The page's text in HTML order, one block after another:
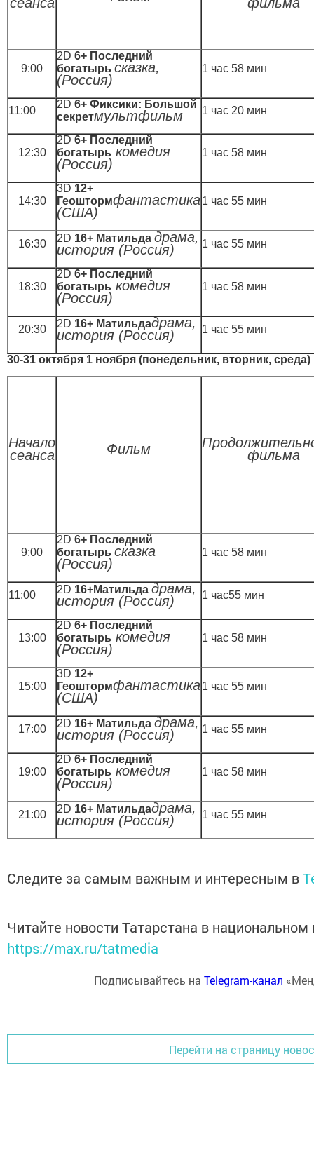
9:00
2D 6+ Последний
богатырь сказка,
(Россия)
1 час 58 мин
11:00
2D 6+ Фиксики: Большой
секретмультфильм 1 час 20 мин
12:30
2D 6+ Последний
богатырь комедия
(Россия)
1 час 58 мин
14:30
3D 12+
Геоштормфантастика
(США)
1 час 55 мин
16:30 2D 16+ Матильда драма,
история (Россия)
1 час 55 мин
18:30
2D 6+ Последний
богатырь комедия
(Россия)
1 час 58 мин
20:30 2D 16+ Матильдадрама,
история (Россия)
1 час 55 мин
30-31 октября 1 ноября (понедельник, вторник, среда)
Начало
сеанса
Фильм
фильма
9:00
2D 6+ Последний
богатырь сказка
(Россия)
1 час 58 мин
11:00 2D 16+Матильда драма,
история (Россия)
1 час55 мин
13:00
2D 6+ Последний
богатырь комедия
(Россия)
1 час 58 мин
15:00
3D 12+
Геоштормфантастика
(США)
1 час 55 мин
17:00 2D 16+ Матильда драма,
история (Россия)
1 час 55 мин
19:00
2D 6+ Последний
богатырь комедия
(Россия)
1 час 58 мин
21:00 2D 16+ Матильдадрама,
история (Россия)
1 час 55 мин
Следите за самым важным и интересным в
Читайте новости Татарстана в
https://max.ru/tatmedia
Подписывайтесь на Telegram-канал
Перейти на страницу